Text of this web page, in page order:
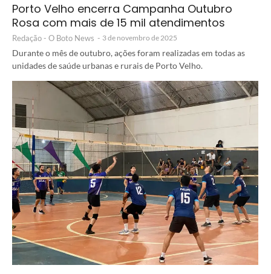
Porto Velho encerra Campanha Outubro
Rosa com mais de 15 mil atendimentos
Redação - O Boto News - 3 de novembro de 2025
Durante o mês de outubro, ações foram realizadas em todas as
unidades de saúde urbanas e rurais de Porto Velho.